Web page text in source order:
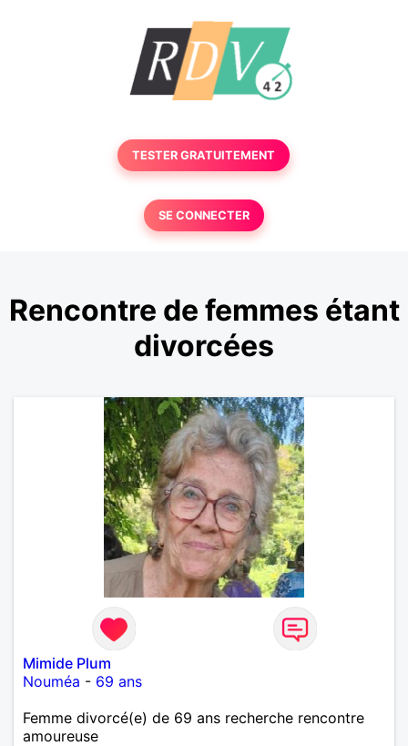
TESTER GRATUITEMENT
SE CONNECTER
Rencontre de femmes étant
divorcées
Mimide Plum
Nouméa - 69 ans
Femme divorcé(e) de 69 ans recherche rencontre
amoureuse